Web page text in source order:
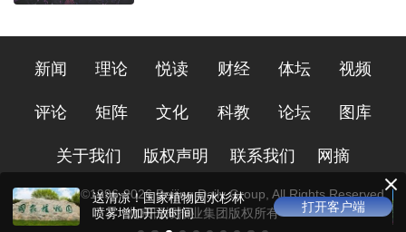
新闻 理论 悦读 财经 体坛 视频
评论 矩阵 文化 科教 论坛 图库
关于我们 版权声明 联系我们 网摘
Copyright ©1996-2026Beijing Daily Group, All Rights Reserved
北京日报报业集团版权所有
开客户端
京城博物馆进入“夏令时”，外
地游客给“周一开放日”点赞
打开